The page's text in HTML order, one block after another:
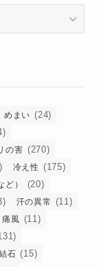
めまい (24)
の害 (270)
冷え性 (175)
） (20)
汗の異常 (11)
痛風 (11)
石 (15)